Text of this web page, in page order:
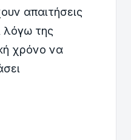
απαιτήσεις
λόγω της
χρόνο να